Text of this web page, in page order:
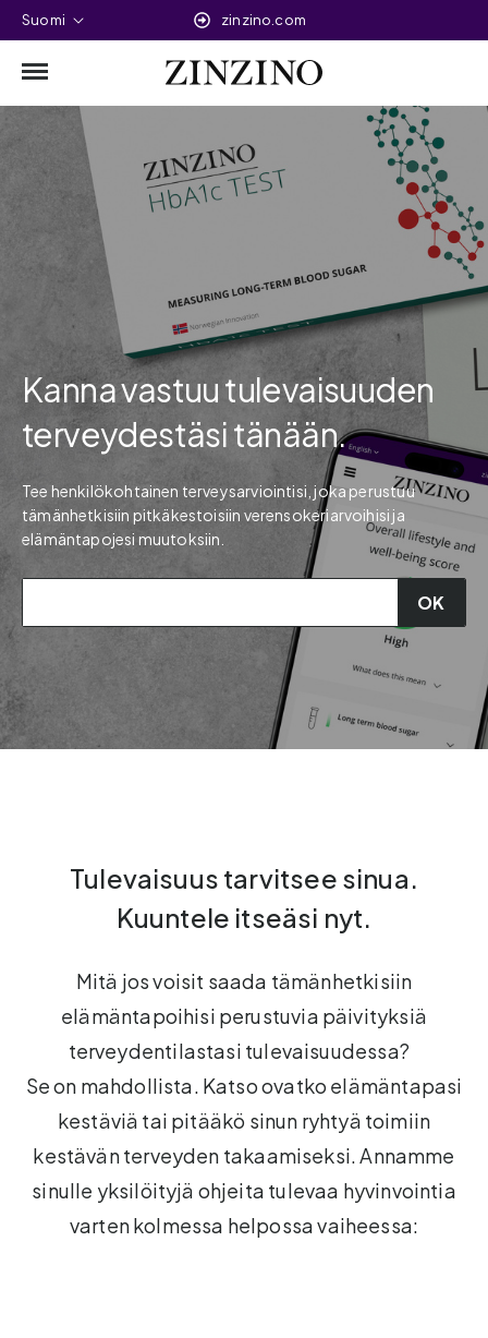
Suomi zinzino.com
Kanna vastuu tulevaisuuden
terveydestäsi tänään.
Tee henkilökohtainen terveysarviointisi, joka perustuu
tämänhetkisiin pitkäkestoisiin verensokeriarvoihisi ja
elämäntapojesi muutoksiin.
OK
Tulevaisuus tarvitsee sinua.
Kuuntele itseäsi nyt.
Mitä jos voisit saada tämänhetkisiin
elämäntapoihisi perustuvia päivityksiä
terveydentilastasi tulevaisuudessa?
Se on mahdollista. Katso ovatko elämäntapasi
kestäviä tai pitääkö sinun ryhtyä toimiin
kestävän terveyden takaamiseksi. Annamme
sinulle yksilöityjä ohjeita tulevaa hyvinvointia
varten kolmessa helpossa vaiheessa: